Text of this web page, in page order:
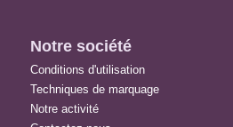
Notre société
Conditions d'utilisation
Techniques de marquage
Notre activité